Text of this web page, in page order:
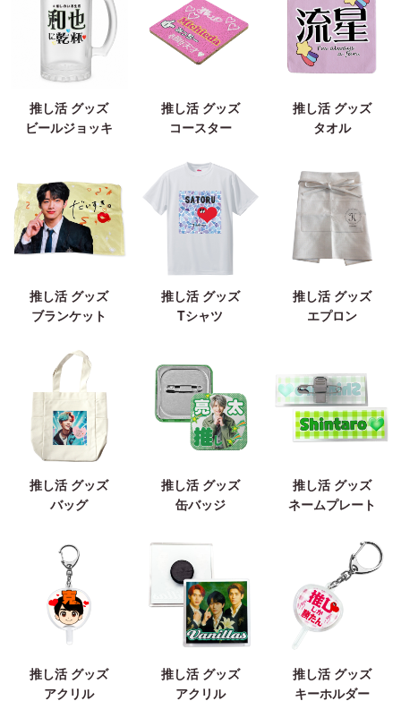
推し活 グッズ
ビールジョッキ
推し活 グッズ
コースター
推し活 グッズ
タオル
推し活 グッズ
ブランケット
推し活 グッズ
Tシャツ
推し活 グッズ
エプロン
推し活 グッズ
バッグ
推し活 グッズ
缶バッジ
推し活 グッズ
ネームプレート
推し活 グッズ
アクリル
推し活 グッズ
アクリル
推し活 グッズ
キーホルダー